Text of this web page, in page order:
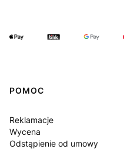
Linki w stopce
POMOC
Reklamacje
Wycena
Odstąpienie od umowy